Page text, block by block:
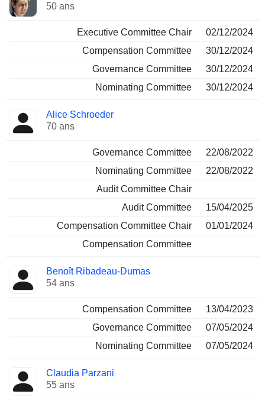
50 ans
Executive Committee Chair
02/12/2024
Compensation Committee
30/12/2024
Governance Committee
30/12/2024
Nominating Committee
30/12/2024
Alice Schroeder
70 ans
Governance Committee
22/08/2022
Nominating Committee
22/08/2022
Audit Committee Chair
Audit Committee
15/04/2025
Compensation Committee Chair
01/01/2024
Compensation Committee
Benoît Ribadeau-Dumas
54 ans
Compensation Committee
13/04/2023
Governance Committee
07/05/2024
Nominating Committee
07/05/2024
Claudia Parzani
55 ans